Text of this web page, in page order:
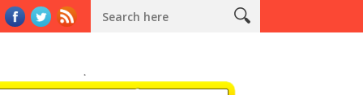
di Lereng Bromo Teguran Security PN Kraksaan kepada